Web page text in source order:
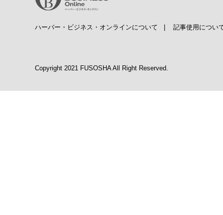
ハーバー・ビジネス・オンラインについて 記事使用につい
Copyright 2021 FUSOSHA All Right Reserved.